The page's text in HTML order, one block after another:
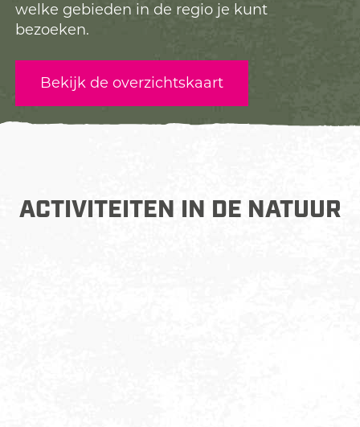
welke gebieden in de regio je kunt
bezoeken.
Bekijk de overzichtskaart
ACTIVITEITEN IN DE NATUUR